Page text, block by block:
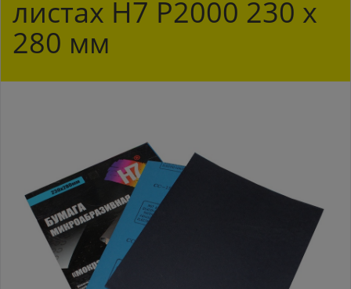
листах H7 Р2000 230 х
280 мм